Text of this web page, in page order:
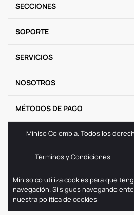
SECCIONES
SOPORTE
SERVICIOS
NOSOTROS
MÉTODOS DE PAGO
Miniso Colombia. Todos los
Términos y Condiciones
Miniso.co utiliza cookies para que
navegación. Si sigues navegando
nuestra politica de cookies